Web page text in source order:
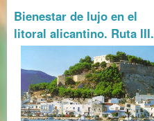
Bienestar de lujo en el
litoral alicantino. Ruta III.